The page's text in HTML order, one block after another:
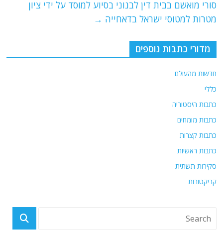
p
o
k
סורי מואשם בבית דין לבנוני בסיוע למוסד על ידי ציון
מטרות למטוסי ישראל בדאחייה →
מדורי כתבות נוספים
חדשות מהעולם
כללי
כתבות היסטוריה
כתבות מומחים
כתבות קצרות
כתבות ראשיות
סקירות תשתית
קריקטורות